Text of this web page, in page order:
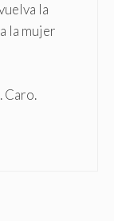
la
la mujer
Caro.